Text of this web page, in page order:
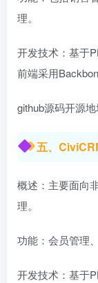
理。
开发技术：基于
前端采用
github源码开源
五、
概述：主要面向
理。
功能：会员管理
开发技术：基于